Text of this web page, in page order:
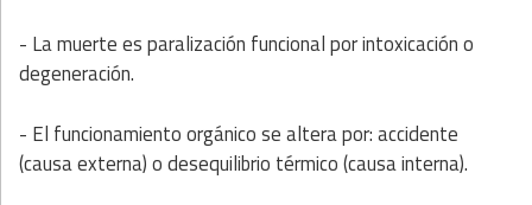
- La muerte es paralización funcional por intoxicación o
degeneración.
- El funcionamiento orgánico se altera por: accidente
(causa externa) o desequilibrio térmico (causa interna).